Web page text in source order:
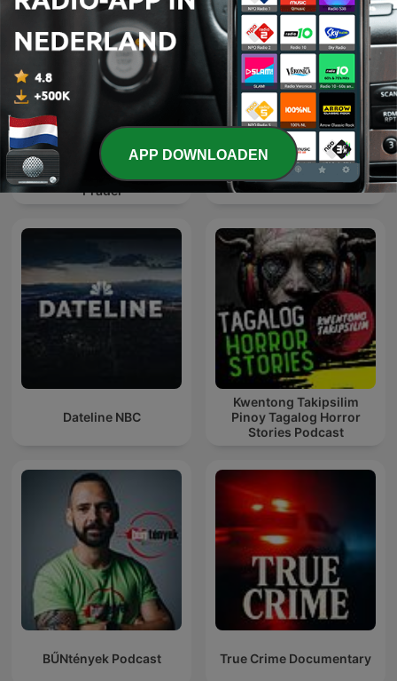
L’heure du crime : les
archives de Jacques
Pradel
Matthew Cox | Inside True
Crime Podcast
Dateline NBC
Kwentong Takipsilim
Pinoy Tagalog Horror
Stories Podcast
BŰNtények Podcast True Crime Documentary
APP DOWNLOADEN